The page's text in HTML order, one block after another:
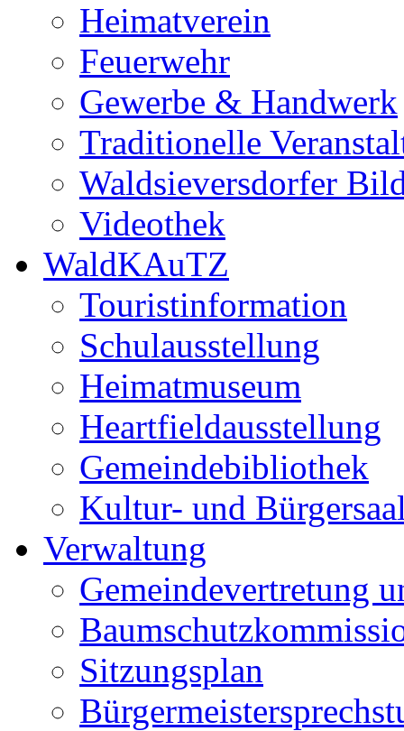
Heimatverein
Feuerwehr
Gewerbe & Handwerk
Traditionelle
Waldsieversdorfer
Videothek
WaldKAuTZ
Touristinformation
Schulausstellung
Heimatmuseum
Heartfieldausstellung
Gemeindebibliothek
Kultur- und
Verwaltung
Gemeindevertretung
Sitzungsplan